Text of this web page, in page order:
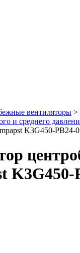
вентиляторы >
и среднего
K3G450-PB24-
K3G450-